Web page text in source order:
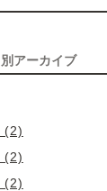
別アーカイブ
(2)
(2)
(2)